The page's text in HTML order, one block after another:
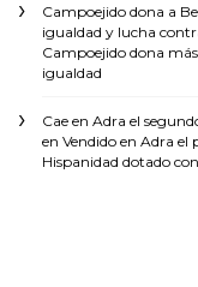
Campoejido dona a
igualdad y lucha
Campoejido dona
igualdad
Cae en Adra el
en Vendido en Adra el
Hispanidad dotado